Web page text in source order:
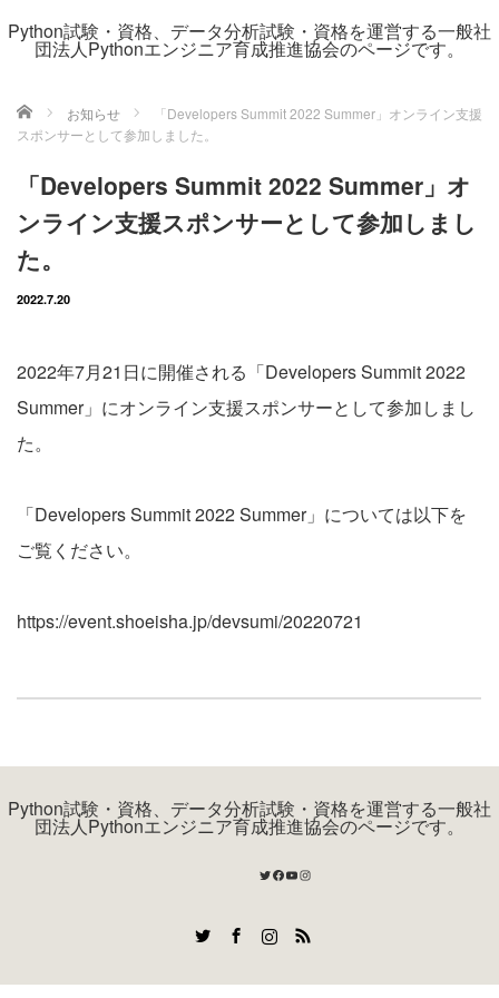
Python試験・資格、データ分析試験・資格を運営する一般社
団法人Pythonエンジニア育成推進協会のページです。
ホーム お知らせ
「Developers Summit 2022 Summer」オンライン支援
スポンサーとして参加しました。
「Developers Summit 2022 Summer」オ
ンライン支援スポンサーとして参加しまし
た。
2022.7.20
2022年7月21日に開催される「Developers Summit 2022
Summer」にオンライン支援スポンサーとして参加しまし
た。
「Developers Summit 2022 Summer」については以下を
ご覧ください。
https://event.shoeisha.jp/devsumi/20220721
Python試験・資格、データ分析試験・資格を運営する一般社
団法人Pythonエンジニア育成推進協会のページです。
Twitter
Facebook
YouTube
Instagram
RSS